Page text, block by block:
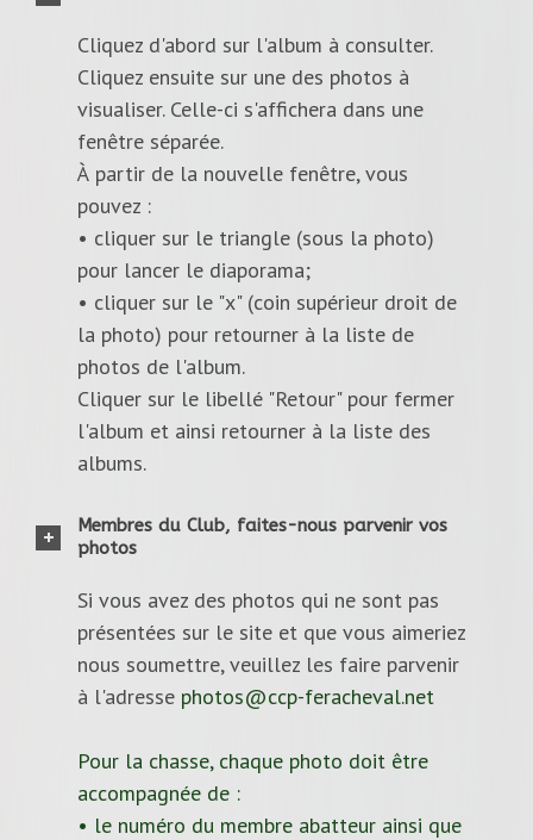
Cliquez d'abord sur l'album à consulter.
Cliquez ensuite sur une des photos à
visualiser. Celle-ci s'affichera dans une
fenêtre séparée.
À partir de la nouvelle fenêtre, vous
pouvez :
• cliquer sur le triangle (sous la photo)
pour lancer le diaporama;
• cliquer sur le "x" (coin supérieur droit de
la photo) pour retourner à la liste de
photos de l'album.
Cliquer sur le libellé "Retour" pour fermer
l'album et ainsi retourner à la liste des
albums.
Membres du Club, faites-nous parvenir vos
photos
Si vous avez des photos qui ne sont pas
présentées sur le site et que vous aimeriez
nous soumettre, veuillez les faire parvenir
à l'adresse photos@ccp-feracheval.net
Pour la chasse, chaque photo doit être
accompagnée de :
• le numéro du membre abatteur ainsi que